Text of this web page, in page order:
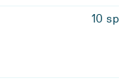
10 sp